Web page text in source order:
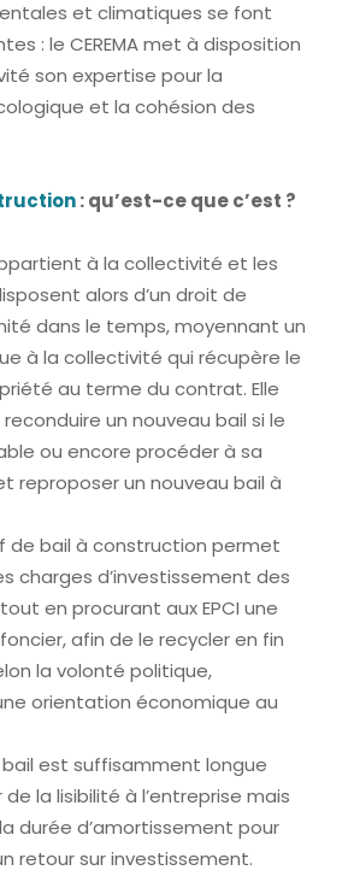
et climatiques se font
: le CEREMA met à disposition
son expertise pour la
et la cohésion des
: qu’est-ce que c’est ?
à la collectivité et les
alors d’un droit de
dans le temps, moyennant un
à la collectivité qui récupère le
au terme du contrat. Elle
un nouveau bail si le
ou encore procéder à sa
reproposer un nouveau bail à
de bail à construction permet
charges d’investissement des
en procurant aux EPCI une
afin de le recycler en fin
la volonté politique,
orientation économique au
bail est suffisamment longue
la lisibilité à l’entreprise mais
durée d’amortissement pour
retour sur investissement.